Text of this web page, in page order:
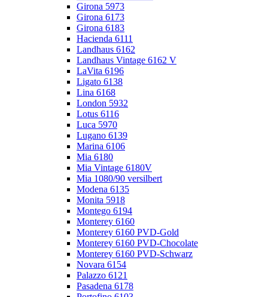
Girona 5973
Girona 6173
Girona 6183
Hacienda 6111
Landhaus 6162
Landhaus Vintage 6162 V
LaVita 6196
Ligato 6138
Lina 6168
London 5932
Lotus 6116
Luca 5970
Lugano 6139
Marina 6106
Mia 6180
Mia Vintage 6180V
Mia 1080/90 versilbert
Modena 6135
Monita 5918
Montego 6194
Monterey 6160
Monterey 6160 PVD-Gold
Monterey 6160 PVD-Chocolate
Monterey 6160 PVD-Schwarz
Novara 6154
Palazzo 6121
Pasadena 6178